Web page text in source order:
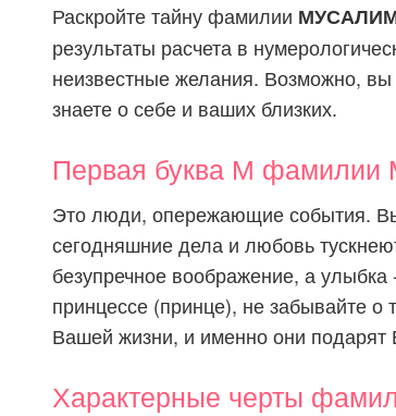
Раскройте тайну фамилии
результаты расчета в
неизвестные желания. Возможно, вы
знаете о себе и ваших близких.
Первая буква М
Это люди, опережающие события.
сегодняшние дела и любовь
безупречное воображение, а
принцессе (принце), не забывайте о
Вашей жизни, и именно они подарят
Характерные черты